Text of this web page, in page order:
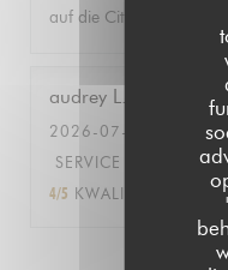
auf die City und das
audrey L
2026-07-09
- 18:30
SERVICE
4/5 KWALITEIT / PRIJS